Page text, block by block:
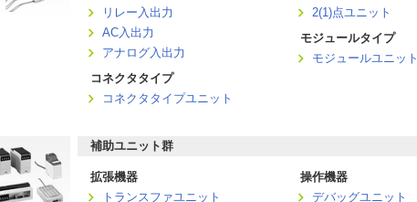
リレー入出力
AC入出力
アナログ入出力
コネクタタイプ
コネクタタイプユニット
2(1)点ユニット
モジュールタイプ
モジュールユニット
補助ユニット群
拡張機器
トランスファユニット
操作機器
デバッグユニット